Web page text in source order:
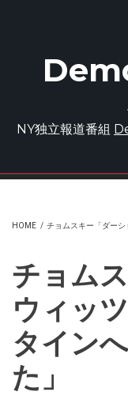
NY独立報道番組
HOME / チョムスキー「ダーシ
チョム
ウィッ
タイン
た」